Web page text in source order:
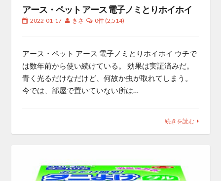
アース・ペット アース 電子ノミとりホイホイ
2022-01-17 きさ 0件(2,514)
アース・ペット アース 電子ノミとりホイホイ ウチで
は数年前から使い続けている。 効果は実証済みだ。
青く光るだけなだけど、何故か虫が取れてしまう。
今では、部屋で置いていない所は…
続きを読む